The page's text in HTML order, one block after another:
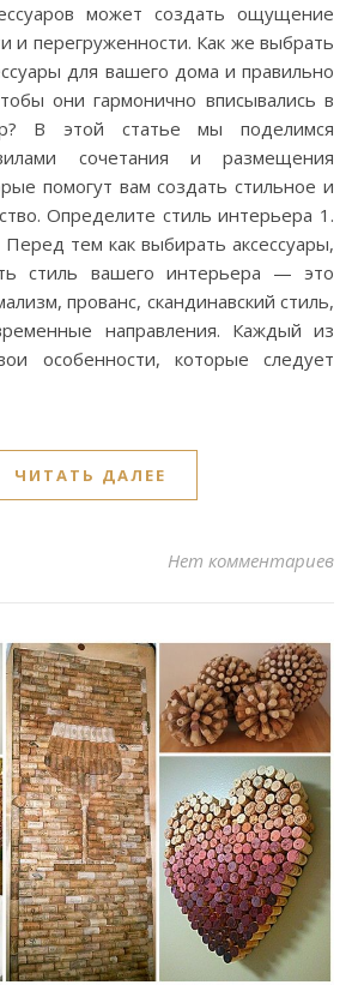
может создать ощущение
и перегруженности. Как же выбрать
для вашего дома и правильно
они гармонично вписывались в
В этой статье мы поделимся
сочетания и размещения
помогут вам создать стильное и
Определите стиль интерьера 1.
тем как выбирать аксессуары,
стиль вашего интерьера — это
прованс, скандинавский стиль,
направления. Каждый из
особенности, которые следует
ЧИТАТЬ ДАЛЕЕ
Нет комментариев